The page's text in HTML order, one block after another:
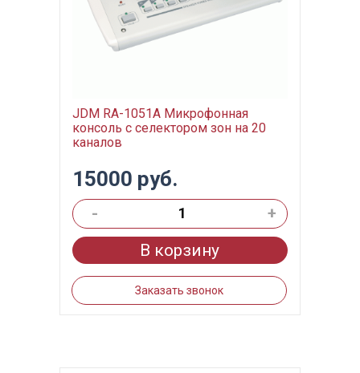
JDM RA-1051A Микрофонная
консоль с селектором зон на 20
каналов
15000 руб.
-
+
В корзину
Заказать звонок